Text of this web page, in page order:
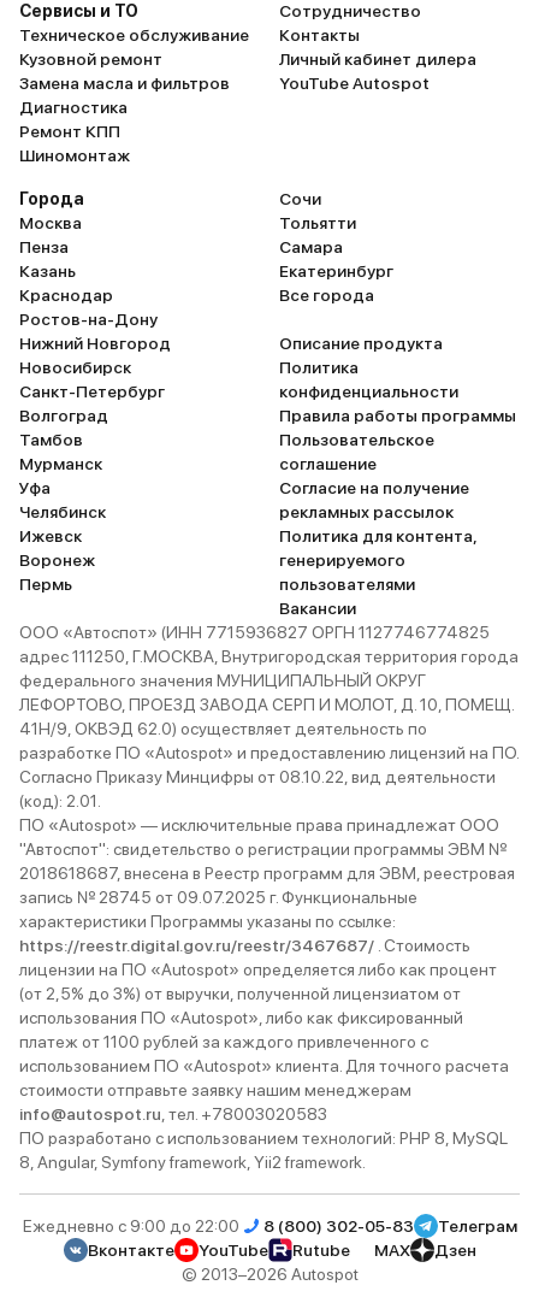
Сервисы и ТО
Техническое обслуживание
Кузовной ремонт
Замена масла и фильтров
Диагностика
Ремонт КПП
Шиномонтаж
Сотрудничество
Контакты
Личный кабинет дилера
YouTube Autospot
Города
Москва
Пенза
Казань
Краснодар
Ростов-на-Дону
Нижний Новгород
Новосибирск
Санкт-Петербург
Волгоград
Тамбов
Мурманск
Уфа
Челябинск
Ижевск
Воронеж
Пермь
Сочи
Тольятти
Самара
Екатеринбург
Все города
Описание продукта
Политика
конфиденциальности
Правила работы программы
Пользовательское
соглашение
Согласие на получение
рекламных рассылок
Политика для контента,
генерируемого
пользователями
Вакансии
ООО «Автоспот» (ИНН 7715936827 ОРГН 1127746774825
адрес 111250, Г.МОСКВА, Внутригородская территория города
федерального значения МУНИЦИПАЛЬНЫЙ ОКРУГ
ЛЕФОРТОВО, ПРОЕЗД ЗАВОДА СЕРП И МОЛОТ, Д. 10, ПОМЕЩ.
41Н/9, ОКВЭД 62.0) осуществляет деятельность по
разработке ПО «Autospot» и предоставлению лицензий на ПО.
Согласно Приказу Минцифры от 08.10.22, вид деятельности
(код): 2.01.
ПО «Autospot» — исключительные права принадлежат ООО
"Автоспот": свидетельство о регистрации программы ЭВМ №
2018618687, внесена в Реестр программ для ЭВМ, реестровая
запись № 28745 от 09.07.2025 г. Функциональные
характеристики Программы указаны по ссылке:
https://reestr.digital.gov.ru/reestr/3467687/ . Стоимость
лицензии на ПО «Autospot» определяется либо как процент
(от 2,5% до 3%) от выручки, полученной лицензиатом от
использования ПО «Autospot», либо как фиксированный
платеж от 1100 рублей за каждого привлеченного с
использованием ПО «Autospot» клиента. Для точного расчета
стоимости отправьте заявку нашим менеджерам
info@autospot.ru , тел. +78003020583
ПО разработано с использованием технологий: PHP 8, MySQL
8, Angular, Symfony framework, Yii2 framework.
Ежедневно с 9:00 до 22:00 8 (800) 302-05-83
Телеграм
Вконтакте
YouTube Rutube MAX
Дзен
© 2013–2026 Autospot